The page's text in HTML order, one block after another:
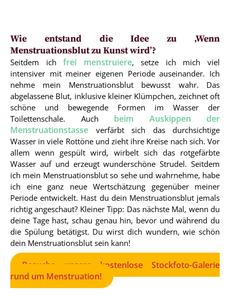
Wie entstand die Idee zu ‚Wenn
Menstruationsblut zu Kunst wird’?
Seitdem ichfrei menstruiere, setze ich mich viel
intensiver mit meiner eigenen Periode auseinander. Ich
nehme mein Menstruationsblut bewusst wahr. Das
abgelassene Blut, inklusive kleiner Klümpchen, zeichnet oft
schöne und bewegende Formen im Wasser der
Toilettenschale. Auch beim Auskippen der
Menstruationstasse verfärbt sich das durchsichtige
Wasser in viele Rottöne und zieht ihre Kreise nach sich. Vor
allem wenn gespült wird, wirbelt sich das rotgefärbte
Wasser auf und erzeugt wunderschöne Strudel. Seitdem
ich mein Menstruationsblut so sehe und wahrnehme, habe
ich eine ganz neue Wertschätzung gegenüber meiner
Periode entwickelt. Hast du dein Menstruationsblut jemals
richtig angeschaut? Kleiner Tipp: Das nächste Mal, wenn du
deine Tage hast, schau genau hin, bevor und während du
die Spülung betätigst. Du wirst dich wundern, wie schön
dein Menstruationsblut sein kann!
Besuche unsere kostenlose Stockfoto-Galerie
rund um Menstruation!